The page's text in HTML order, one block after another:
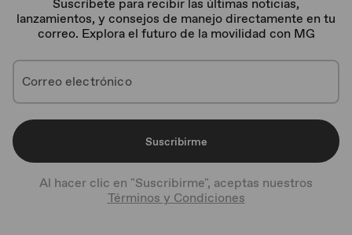
Suscríbete para recibir las últimas noticias,
lanzamientos, y consejos de manejo directamente en tu
correo. Explora el futuro de la movilidad con MG
Suscribirme
Al hacer clic en "Suscribirme", aceptas nuestros
Términos y Condiciones